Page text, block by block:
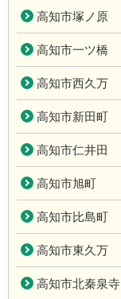
高知市塚ノ原
高知市一ツ橋
高知市西久万
高知市新田町
高知市仁井田
高知市旭町
高知市比島町
高知市東久万
高知市北秦泉寺